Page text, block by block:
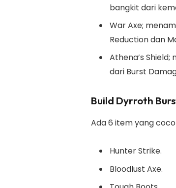
bangkit dari
War Axe;
Reduction dan
Athena’s
dari Burst
Build Dyrroth
Ada 6 item yang
Hunter Strike.
Bloodlust Axe.